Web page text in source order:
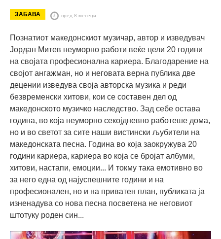
ЗАБАВА пред 8 месеци
Познатиот македонскиот музичар, автор и изведувач
Јордан Митев неуморно работи веќе цели 20 години
на својата професионална кариера. Благодарение на
својот ангажман, но и неговата верна публика две
децении изведува своја авторска музика и реди
безвременски хитови, кои се составен дел од
македонското музичко наследство. Зад себе остава
година, во која неуморно секојдневно работеше дома,
но и во светот за сите наши вистински љубители на
македонската песна. Година во која заокружува 20
години кариера, кариера во која се бројат албуми,
хитови, настапи, емоции... И токму така емотивно во
за него една од најуспешните години и на
професионален, но и на приватен план, публиката ја
изненадува со нова песна посветена не неговиот
штотуку роден син...